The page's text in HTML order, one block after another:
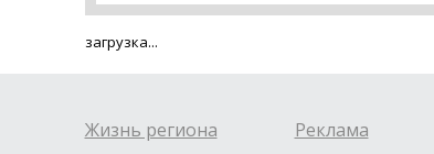
загрузка...
Жизнь региона Реклама